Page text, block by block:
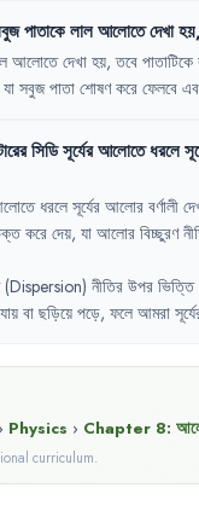
পাতাকেলালআলোতেদেখাহয়,
আলোতে দেখা হয়, তবে পাতাটিকে
যা সবুজ পাতা শোষণ করে ফেলবে
সিডিসূর্যেরআলোতেধরলে
ধরলে সূর্যের আলোর বর্ণালী
করে দেয়, যা আলোর বিচ্ছুরণ
(Dispersion) নীতির উপর ভিত্তি
যায় বা ছড়িয়ে পড়ে, ফলে আমরা
› Physics › Chapter 8:
curriculum.